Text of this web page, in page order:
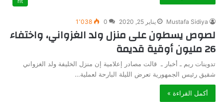
Mustafa Sidiya يناير 25, 2020 0 1٬038
لصوص يسطون على منزل ولد الغزواني، واختفاء
26 مليون أوقية قديمة
تدوينات ريم ـ أخبار ـ قالت مصادر إعلامية إن منزل الخليفة ولد الغزواني
شقيق رئيس الجمهورية تعرض الليلة البارحة لعملية…
أكمل القراءة »